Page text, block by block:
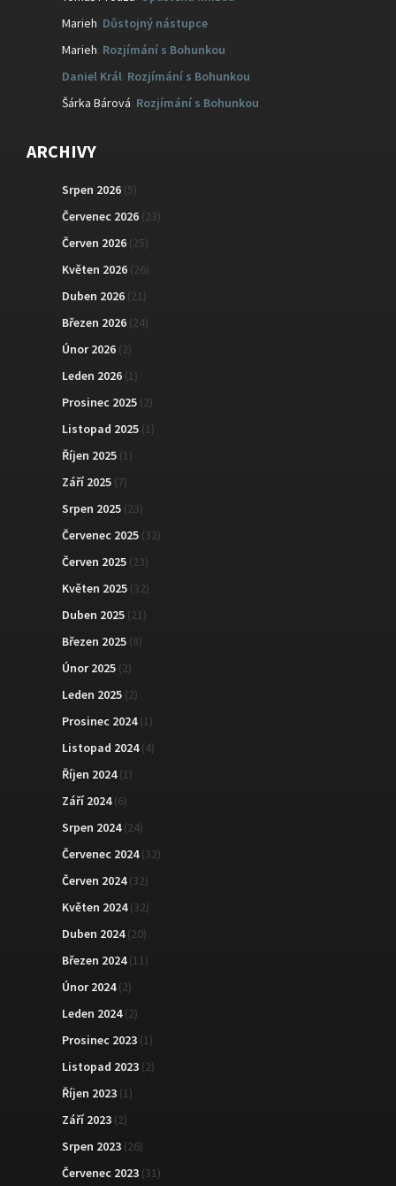
Marieh Důstojný nástupce
Marieh Rozjímání s Bohunkou
Daniel Král: Rozjímání s Bohunkou
Šárka Bárová: Rozjímání s Bohunkou
ARCHIVY
Srpen 2026 (5)
Červenec 2026 (23)
Červen 2026 (25)
Květen 2026 (26)
Duben 2026 (21)
Březen 2026 (24)
Únor 2026 (2)
Leden 2026 (1)
Prosinec 2025 (2)
Listopad 2025 (1)
Říjen 2025 (1)
Září 2025 (7)
Srpen 2025 (23)
Červenec 2025 (32)
Červen 2025 (23)
Květen 2025 (32)
Duben 2025 (21)
Březen 2025 (8)
Únor 2025 (2)
Leden 2025 (2)
Prosinec 2024(1)
Listopad 2024(4)
Říjen 2024(1)
Září 2024(6)
Srpen 2024(24)
Červenec 2024(32)
Červen 2024(32)
Květen 2024(32)
Duben 2024(20)
Březen 2024(11)
Únor 2024(2)
Leden 2024(2)
Prosinec 2023 (1)
Listopad 2023 (2)
Říjen 2023 (1)
Září 2023 (2)
Srpen 2023 (26)
Červenec 2023 (31)